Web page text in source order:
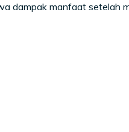
dampak manfaat setelah